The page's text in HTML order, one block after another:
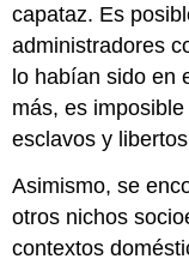
capataz. Es
administradores
lo habían sido en
más, es
esclavos y
Asimismo, se
otros nichos
contextos